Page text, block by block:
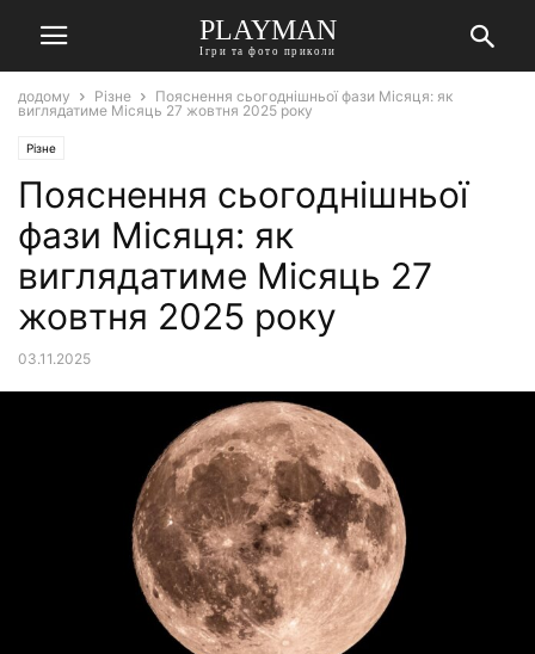
PLAYMAN
Ігри та фото приколи
додому Різне
Пояснення сьогоднішньої фази Місяця: як
виглядатиме Місяць 27 жовтня 2025 року
Різне
Пояснення сьогоднішньої
фази Місяця: як
виглядатиме Місяць 27
жовтня 2025 року
03.11.2025